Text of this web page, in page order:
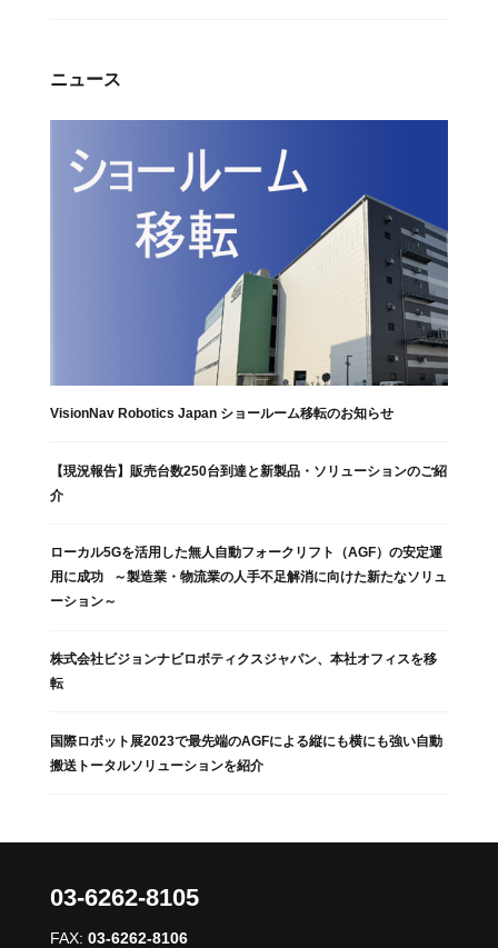
ニュース
VisionNav Robotics Japan ショールーム移転のお知らせ
【現況報告】販売台数250台到達と新製品・ソリューションのご紹
介
ローカル5Gを活用した無人自動フォークリフト（AGF）の安定運
用に成功 ～製造業・物流業の人手不足解消に向けた新たなソリュ
ーション～
株式会社ビジョンナビロボティクスジャパン、本社オフィスを移
転
国際ロボット展2023で最先端のAGFによる縦にも横にも強い自動
搬送トータルソリューションを紹介
03-6262-8105
FAX: 03-6262-8106